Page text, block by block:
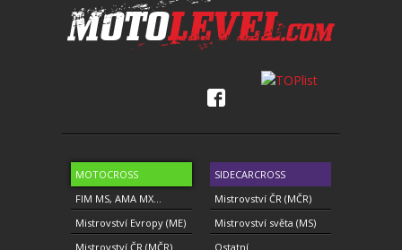
MOTOCROSS
FIM MS, AMA MX...
Mistrovství Evropy (ME)
Mistrovství ČR (MČR)
SIDECARCROSS
Mistrovství ČR (MČR)
Mistrovství světa (MS)
Ostatní